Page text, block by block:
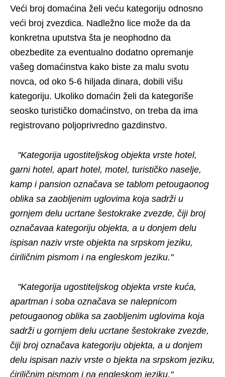
Veći broj domaćina želi veću kategoriju odnosno
veći broj zvezdica. Nadležno lice može da da
konkretna uputstva šta je neophodno da
obezbedite za eventualno dodatno opremanje
vašeg domaćinstva kako biste za malu svotu
novca, od oko 5-6 hiljada dinara, dobili višu
kategoriju. Ukoliko domaćin želi da kategoriše
seosko turističko domaćinstvo, on treba da ima
registrovano poljoprivredno gazdinstvo.
"Kategorija ugostiteljskog objekta vrste hotel,
garni hotel, apart hotel, motel, turističko naselje,
kamp i pansion označava se tablom petougaonog
oblika sa zaobljenim uglovima koja sadrži u
gornjem delu ucrtane šestokrake zvezde, čiji broj
označavaa kategoriju objekta, a u donjem delu
ispisan naziv vrste objekta na srpskom jeziku,
ćiriličnim pismom i na engleskom jeziku."
"Kategorija ugostiteljskog objekta vrste kuća,
apartman i soba označava se nalepnicom
petougaonog oblika sa zaobljenim uglovima koja
sadrži u gornjem delu ucrtane šestokrake zvezde,
čiji broj označava kategoriju objekta, a u donjem
delu ispisan naziv vrste o bjekta na srpskom jeziku,
ćiriličnim pismom i na engleskom jeziku."